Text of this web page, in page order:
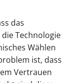
das
Technologie
Wählen
ist, dass
Vertrauen